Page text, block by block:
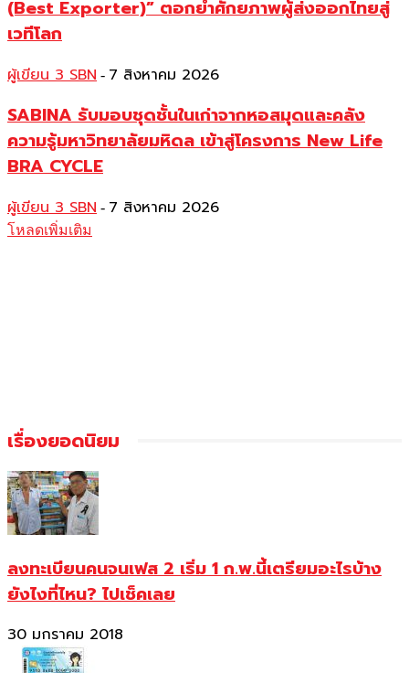
(Best Exporter)” ตอกย้ำศักยภาพผู้ส่งออกไทยสู่
เวทีโลก
ผู้เขียน 3 SBN - 7 สิงหาคม 2026
SABINA รับมอบชุดชั้นในเก่าจากหอสมุดและคลัง
ความรู้มหาวิทยาลัยมหิดล เข้าสู่โครงการ New Life
BRA CYCLE
ผู้เขียน 3 SBN - 7 สิงหาคม 2026
โหลดเพิ่มเติม
เรื่องยอดนิยม
ลงทะเบียนคนจนเฟส 2 เริ่ม 1 ก.พ.นี้เตรียมอะไรบ้าง
ยังไงที่ไหน? ไปเช็คเลย
30 มกราคม 2018